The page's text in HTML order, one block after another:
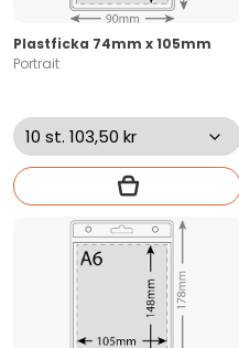
Plastficka 74mm x 105mm
Portrait